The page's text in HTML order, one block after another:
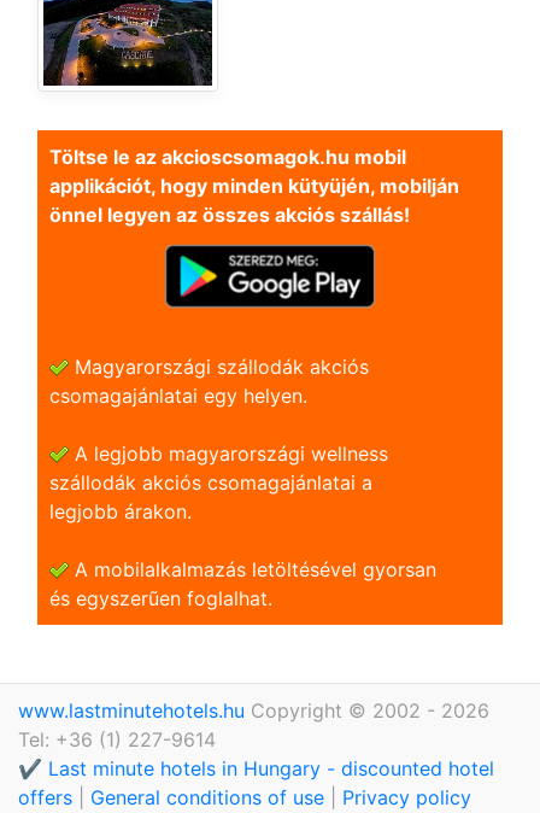
Töltse le az akcioscsomagok.hu mobil
applikációt, hogy minden kütyüjén, mobilján
önnel legyen az összes akciós szállás!
Magyarországi szállodák akciós
csomagajánlatai egy helyen.
A legjobb magyarországi wellness
szállodák akciós csomagajánlatai a
legjobb árakon.
A mobilalkalmazás letöltésével gyorsan
és egyszerũen foglalhat.
www.lastminutehotels.hu Copyright © 2002 - 2026
Tel: +36 (1) 227-9614
✔️ Last minute hotels in Hungary - discounted hotel
offers
General conditions of use Privacy policy